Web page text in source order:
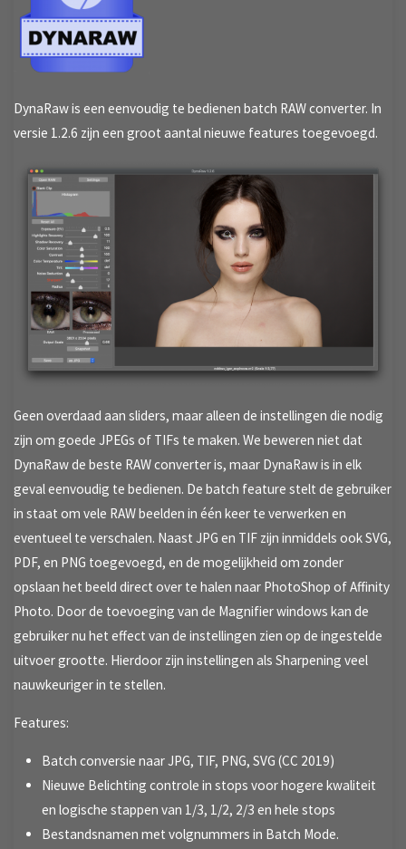
DynaRaw is een eenvoudig te bedienen batch RAW converter. In
versie 1.2.6 zijn een groot aantal nieuwe features toegevoegd.
Geen overdaad aan sliders, maar alleen de instellingen die nodig
zijn om goede JPEGs of TIFs te maken. We beweren niet dat
DynaRaw de beste RAW converter is, maar DynaRaw is in elk
geval eenvoudig te bedienen. De batch feature stelt de gebruiker
in staat om vele RAW beelden in één keer te verwerken en
eventueel te verschalen. Naast JPG en TIF zijn inmiddels ook SVG,
PDF, en PNG toegevoegd, en de mogelijkheid om zonder
opslaan het beeld direct over te halen naar PhotoShop of Affinity
Photo. Door de toevoeging van de Magnifier windows kan de
gebruiker nu het effect van de instellingen zien op de ingestelde
uitvoer grootte. Hierdoor zijn instellingen als Sharpening veel
nauwkeuriger in te stellen.
Features:
Batch conversie naar JPG, TIF, PNG, SVG (CC 2019)
Nieuwe Belichting controle in stops voor hogere kwaliteit
en logische stappen van 1/3, 1/2, 2/3 en hele stops
Bestandsnamen met volgnummers in Batch Mode.